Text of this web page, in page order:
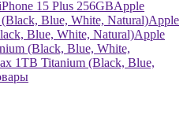
15 Plus 256GBApple
Blue, White, Natural)Apple
Blue, White, Natural)Apple
(Black, Blue, White,
1TB Titanium (Black, Blue,